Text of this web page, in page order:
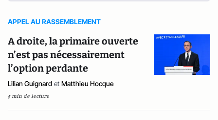
APPEL AU RASSEMBLEMENT
A droite, la primaire ouverte
n’est pas nécessairement
l’option perdante
Lilian Guignard et Matthieu Hocque
5 min de lecture